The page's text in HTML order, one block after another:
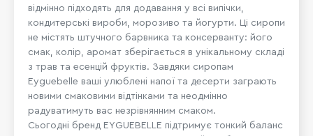
відмінно підходять для додавання у всі випічки,
кондитерські вироби, морозиво та йогурти. Ці сиропи
не містять штучного барвника та консерванту: його
смак, колір, аромат зберігається в унікальному складі
з трав та есенцій фруктів. Завдяки сиропам
Eyguebelle ваші улюблені напої та десерти заграють
новими смаковими відтінками та неодмінно
радуватимуть вас незрівнянним смаком.
Сьогодні бренд EYGUEBELLE підтримує тонкий баланс